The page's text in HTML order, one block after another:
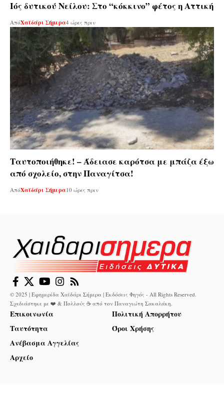
Ιός δυτικού Νείλου: Στο “κόκκινο” φέτος η Αττική
ΑπόΧαϊδάρι Σήμερα4 ώρες πριν
Ταυτοποιήθηκε! – Άδειασε καρότσα με μπάζα έξω
από σχολείο, στην Παναγίτσα!
ΑπόΧαϊδάρι Σήμερα10 ώρες πριν
© 2025 | Εφημερίδα Χαϊδάρι Σήμερα | Εκδόσεις Φηγός - All Rights Reserved.
Σχεδιάστηκε με ❤️ & Πολλούς ☕ από τον Παναγιώτη Σακαλάκη
Επικοινωνία
Ταυτότητα
Ανέβασμα Αγγελίας
Αρχείο
Πολιτική Απορρήτου
Όροι Χρήσης